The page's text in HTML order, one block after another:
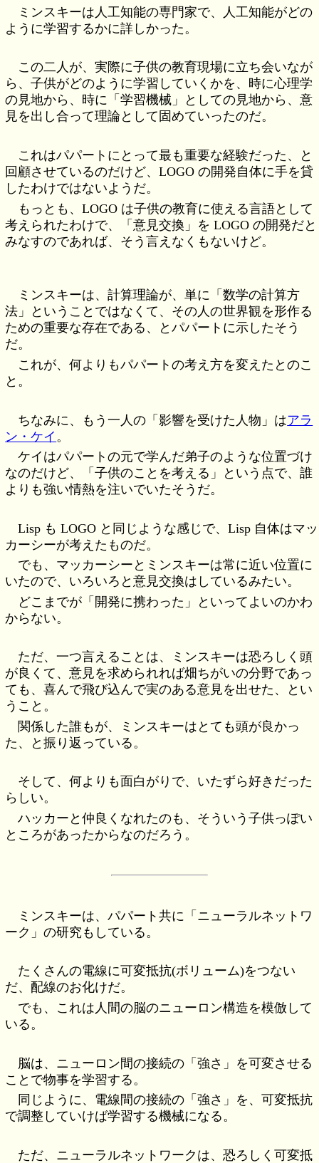
ミンスキーは人工知能の専門家で、人工知能がどの
ように学習するかに詳しかった。
この二人が、実際に子供の教育現場に立ち会いなが
ら、子供がどのように学習していくかを、時に心理学
の見地から、時に「学習機械」としての見地から、意
見を出し合って理論として固めていったのだ。
これはパパートにとって最も重要な経験だった、と
回顧させているのだけど、LOGO の開発自体に手を貸
したわけではないようだ。
もっとも、LOGO は子供の教育に使える言語として
考えられたわけで、「意見交換」を LOGO の開発だと
みなすのであれば、そう言えなくもないけど。
ミンスキーは、計算理論が、単に「数学の計算方
法」ということではなくて、その人の世界観を形作る
ための重要な存在である、とパパートに示したそう
だ。
これが、何よりもパパートの考え方を変えたとのこ
と。
ちなみに、もう一人の「影響を受けた人物」はアラ
ン・ケイ 。
ケイはパパートの元で学んだ弟子のような位置づけ
なのだけど、「子供のことを考える」という点で、誰
よりも強い情熱を注いでいたそうだ。
Lisp も LOGO と同じような感じで、Lisp 自体はマッ
カーシーが考えたものだ。
でも、マッカーシーとミンスキーは常に近い位置に
いたので、いろいろと意見交換はしているみたい。
どこまでが「開発に携わった」といってよいのかわ
からない。
ただ、一つ言えることは、ミンスキーは恐ろしく頭
が良くて、意見を求められれば畑ちがいの分野であっ
ても、喜んで飛び込んで実のある意見を出せた、とい
うこと。
関係した誰もが、ミンスキーはとても頭が良かっ
た、と振り返っている。
そして、何よりも面白がりで、いたずら好きだった
らしい。
ハッカーと仲良くなれたのも、そういう子供っぽい
ところがあったからなのだろう。
ミンスキーは、パパート共に「ニューラルネットワ
ーク」の研究もしている。
たくさんの電線に可変抵抗(ボリューム)をつない
だ、配線のお化けだ。
でも、これは人間の脳のニューロン構造を模倣して
いる。
脳は、ニューロン間の接続の「強さ」を可変させる
ことで物事を学習する。
同じように、電線間の接続の「強さ」を、可変抵抗
で調整していけば学習する機械になる。
ただ、ニューラルネットワークは、恐ろしく可変抵